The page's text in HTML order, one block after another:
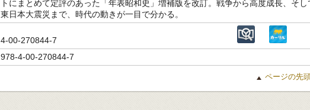
トにまとめて定評のあった「年表昭和史」増補版を改訂。戦争から高度成長、そし
東日本大震災まで、時代の動きが一目で分かる。
4-00-270844-7
978-4-00-270844-7
ページの先